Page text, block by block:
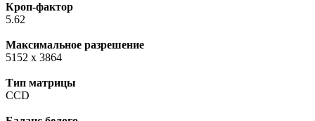
Кроп-фактор
5.62
Максимальное разрешение
5152 x 3864
Тип матрицы
СCD